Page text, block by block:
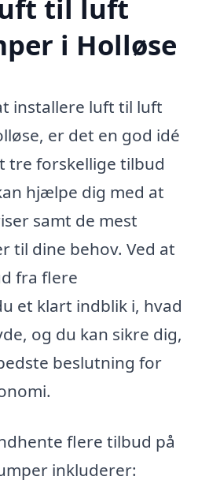
til luft
i Holløse
installere luft til luft
er det en god idé
tre forskellige tilbud
hjælpe dig med at
samt de mest
til dine behov. Ved at
fra flere
et klart indblik i, hvad
og du kan sikre dig,
beslutning for
flere tilbud på
inkluderer: